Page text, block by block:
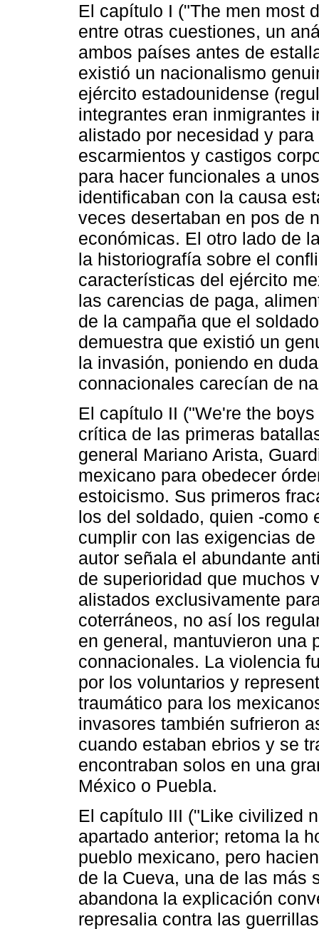
El capítulo I ("The men most
entre otras cuestiones, un
ambos países antes de
existió un nacionalismo
ejército estadounidense
integrantes eran inmigrantes
alistado por necesidad y
escarmientos y castigos
para hacer funcionales a
identificaban con la causa
veces desertaban en pos de
económicas. El otro lado de
la historiografía sobre el
características del ejército
las carencias de paga,
de la campaña que el
demuestra que existió un
la invasión, poniendo en
connacionales carecían de
El capítulo II ("We're the
crítica de las primeras
general Mariano Arista,
mexicano para obedecer
estoicismo. Sus primeros
los del soldado, quien -como
cumplir con las exigencias
autor señala el abundante
de superioridad que muchos
alistados exclusivamente
coterráneos, no así los
en general, mantuvieron una
connacionales. La violencia
por los voluntarios y
traumático para los
invasores también sufrieron
cuando estaban ebrios y se
encontraban solos en una
México o Puebla.
El capítulo III ("Like civilized
apartado anterior; retoma la
pueblo mexicano, pero
de la Cueva, una de las más
abandona la explicación
represalia contra las